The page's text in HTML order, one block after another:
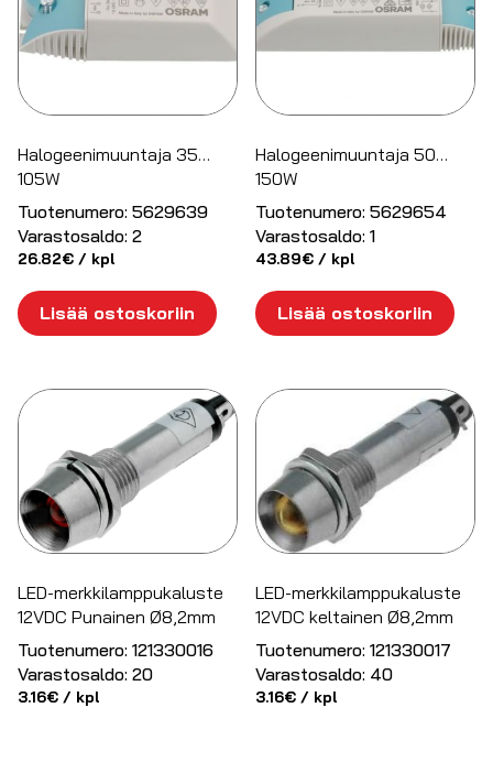
Halogeenimuuntaja 35…
105W
Tuotenumero: 5629639
Varastosaldo: 2
26.82€ / kpl
Lisää ostoskoriin
Halogeenimuuntaja 50…
150W
Tuotenumero: 5629654
Varastosaldo: 1
43.89€ / kpl
Lisää ostoskoriin
LED-merkkilamppukaluste
12VDC Punainen Ø8,2mm
Tuotenumero: 121330016
Varastosaldo: 20
3.16€ / kpl
LED-merkkilamppukaluste
12VDC keltainen Ø8,2mm
Tuotenumero: 121330017
Varastosaldo: 40
3.16€ / kpl